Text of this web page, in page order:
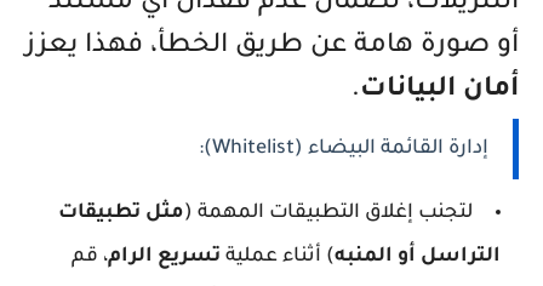
أو صورة هامة عن طريق الخطأ، فهذا يعزز
أمان البيانات.
إدارة القائمة البيضاء (Whitelist):
لتجنب إغلاق التطبيقات المهمة (مثل تطبيقات
التراسل أو المنبه) أثناء عملية تسريع الرام، قم